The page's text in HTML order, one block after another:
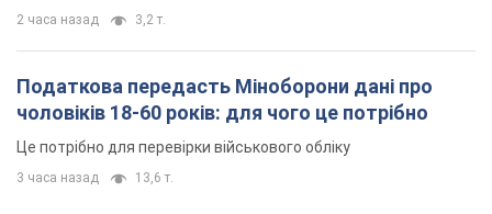
2 часа назад 3,2 т.
Податкова передасть Міноборони дані про
чоловіків 18-60 років: для чого це потрібно
Це потрібно для перевірки військового обліку
3 часа назад 13,6 т.